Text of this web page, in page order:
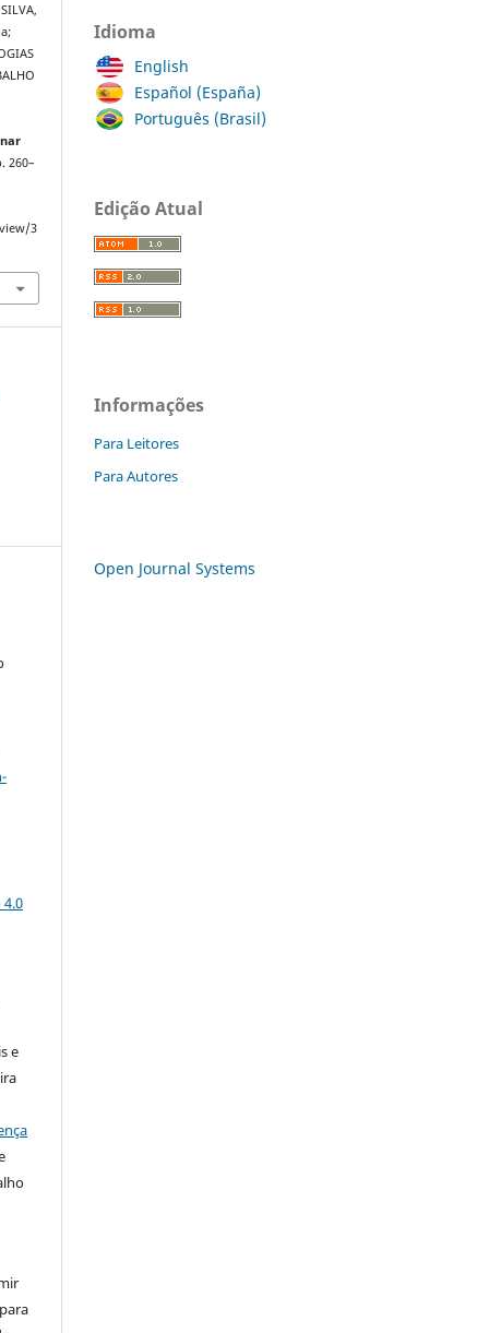
260–
3
e
Idioma
English
Español (España)
Português (Brasil)
Edição Atual
Informações
Para Leitores
Para Autores
Open Journal Systems